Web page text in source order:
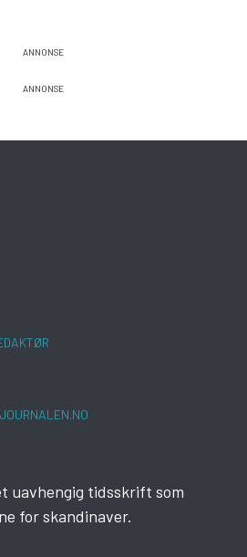
uavhengig tidsskrift som
for skandinaver.